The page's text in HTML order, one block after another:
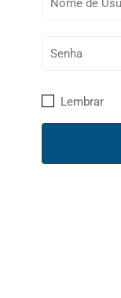
Lembrar